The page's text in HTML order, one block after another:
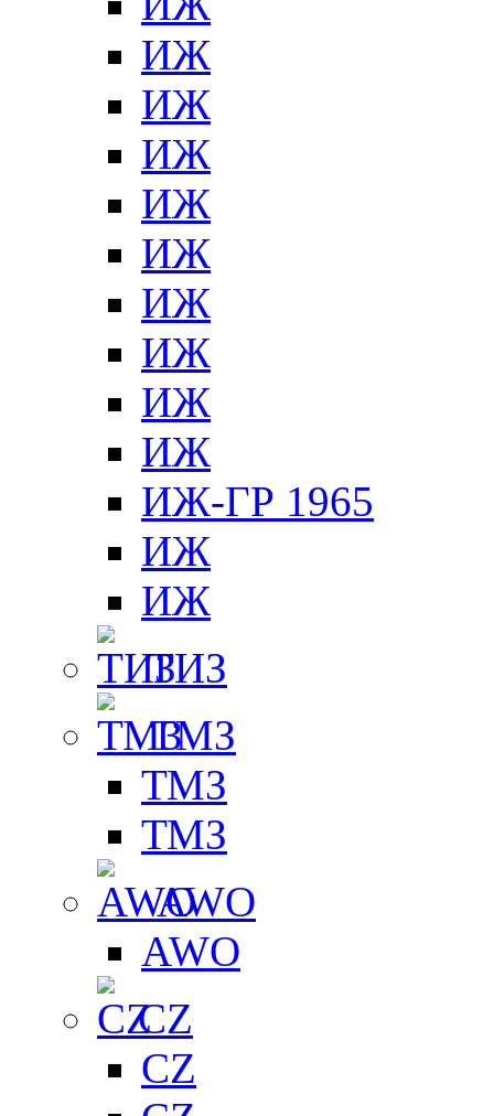
ИЖ
ИЖ
ИЖ
ИЖ
ИЖ
ИЖ
ИЖ
ИЖ
ИЖ
ИЖ-ГР 1965
ИЖ
ИЖ
ТИЗ
ТМЗ
ТМЗ
ТМЗ
AWO
AWO
CZ
CZ